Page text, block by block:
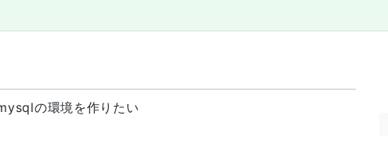
の環境を作りたい